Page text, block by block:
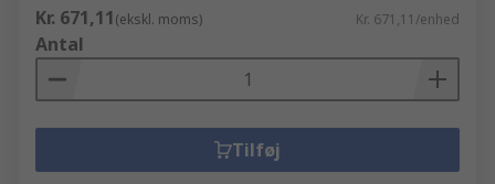
Kr. 671,11(ekskl. moms) Kr. 671,11/enhed
Antal
Tilføj